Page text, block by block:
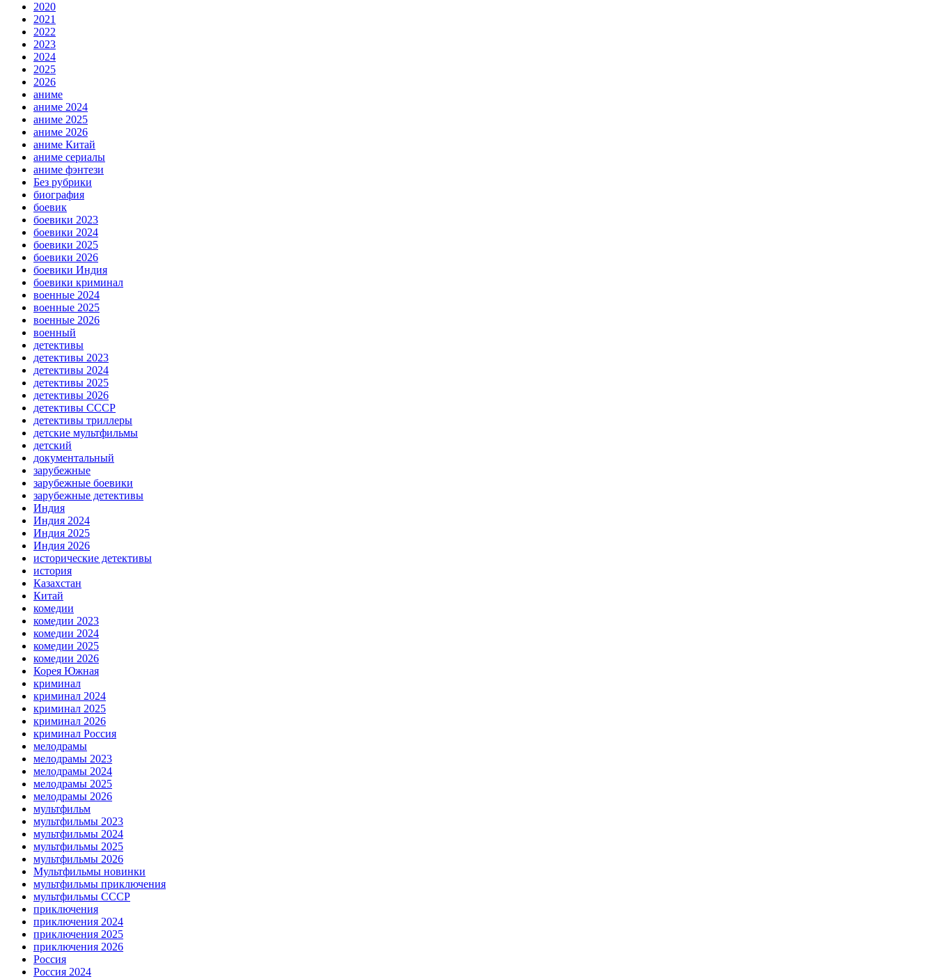
2020
2021
2022
2023
2024
2025
2026
аниме
аниме 2024
аниме 2025
аниме 2026
аниме Китай
аниме сериалы
аниме фэнтези
Без рубрики
биография
боевик
боевики 2023
боевики 2024
боевики 2025
боевики 2026
боевики Индия
боевики криминал
военные 2024
военные 2025
военные 2026
военный
детективы
детективы 2023
детективы 2024
детективы 2025
детективы 2026
детективы СССР
детективы триллеры
детские мультфильмы
детский
документальный
зарубежные
зарубежные боевики
зарубежные детективы
Индия
Индия 2024
Индия 2025
Индия 2026
исторические детективы
история
Казахстан
Китай
комедии
комедии 2023
комедии 2024
комедии 2025
комедии 2026
Корея Южная
криминал
криминал 2024
криминал 2025
криминал 2026
криминал Россия
мелодрамы
мелодрамы 2023
мелодрамы 2024
мелодрамы 2025
мелодрамы 2026
мультфильм
мультфильмы 2023
мультфильмы 2024
мультфильмы 2025
мультфильмы 2026
Мультфильмы новинки
мультфильмы приключения
мультфильмы СССР
приключения
приключения 2024
приключения 2025
приключения 2026
Россия
Россия 2024